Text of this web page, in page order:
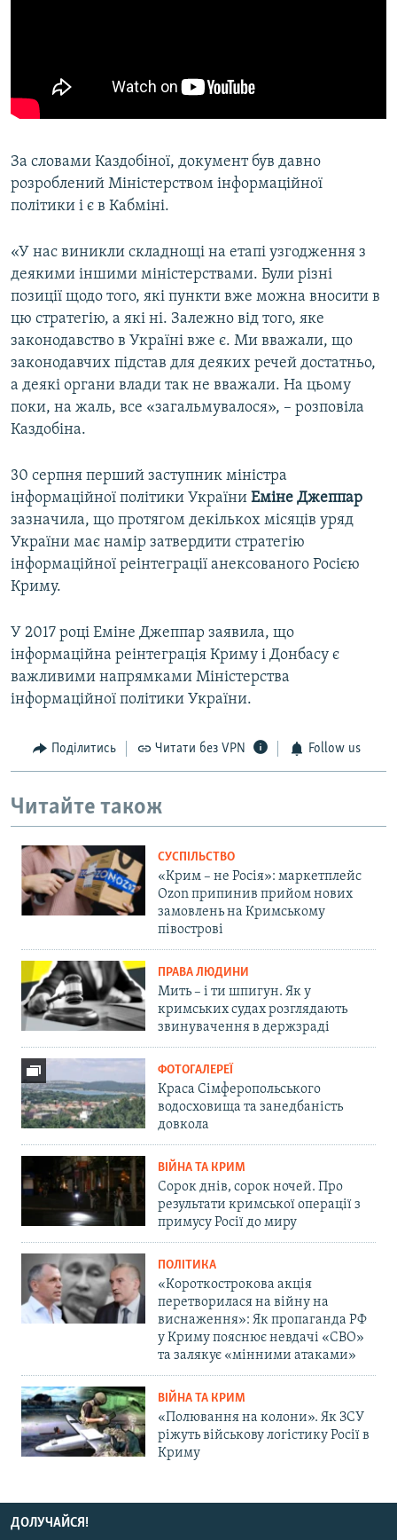
За словами Каздобіної, документ був давно
розроблений Міністерством інформаційної
політики і є в Кабміні.
«У нас виникли складнощі на етапі узгодження з
деякими іншими міністерствами. Були різні
позиції щодо того, які пункти вже можна вносити в
цю стратегію, а які ні. Залежно від того, яке
законодавство в Україні вже є. Ми вважали, що
законодавчих підстав для деяких речей достатньо,
а деякі органи влади так не вважали. На цьому
поки, на жаль, все «загальмувалося», – розповіла
Каздобіна.
30 серпня перший заступник міністра
інформаційної політики України Еміне Джеппар
зазначила, що протягом декількох місяців уряд
України має намір затвердити стратегію
інформаційної реінтеграції анексованого Росією
Криму.
У 2017 році Еміне Джеппар заявила, що
інформаційна реінтеграція Криму і Донбасу є
важливими напрямками Міністерства
інформаційної політики України.
Поділитись Читати без VPN Follow us
Читайте також
СУСПІЛЬСТВО
«Крим – не Росія»: маркетплейс
Ozon припинив прийом нових
замовлень на Кримському
півострові
ПРАВА ЛЮДИНИ
Мить – і ти шпигун. Як у
кримських судах розглядають
звинувачення в держзраді
ФОТОГАЛЕРЕЇ
Краса Сімферопольського
водосховища та занедбаність
довкола
ВІЙНА ТА КРИМ
Сорок днів, сорок ночей. Про
результати кримської операції з
примусу Росії до миру
ПОЛІТИКА
«Короткострокова акція
перетворилася на війну на
виснаження»: Як пропаганда РФ
у Криму пояснює невдачі «СВО»
та залякує «мінними атаками»
ВІЙНА ТА КРИМ
«Полювання на колони». Як ЗСУ
ріжуть військову логістику Росії в
Криму
ДОЛУЧАЙСЯ!